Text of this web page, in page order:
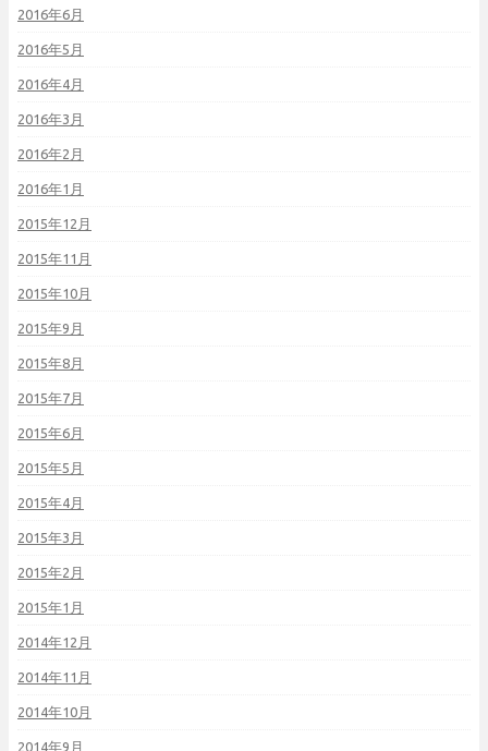
2016年6月
2016年5月
2016年4月
2016年3月
2016年2月
2016年1月
2015年12月
2015年11月
2015年10月
2015年9月
2015年8月
2015年7月
2015年6月
2015年5月
2015年4月
2015年3月
2015年2月
2015年1月
2014年12月
2014年11月
2014年10月
2014年9月